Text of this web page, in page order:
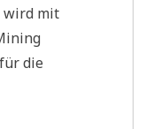
wird mit
die